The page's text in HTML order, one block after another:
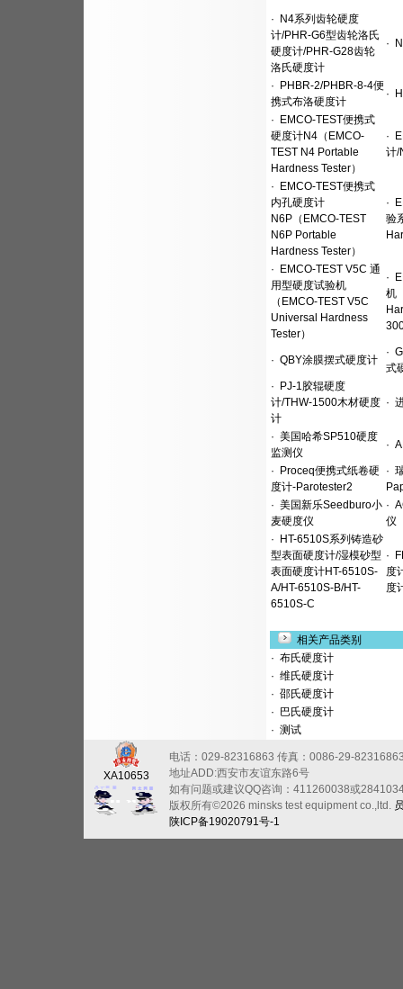
· N4系列齿轮硬度
计/PHR-G6型齿轮洛氏
硬度计/PHR-G28齿轮
洛氏硬度计
·
· PHBR-2/PHBR-8-4便
携式布洛硬度计
·
· EMCO-TEST便携式
硬度计N4（EMCO-
TEST N4 Portable
Hardness Tester）
·
计/
· EMCO-TEST便携式
内孔硬度计
N6P（EMCO-TEST
N6P Portable
Hardness Tester）
·
验
· EMCO-TEST V5C 通
用型硬度试验机
（EMCO-TEST V5C
Universal Hardness
Tester）
·
机
· QBY涂膜摆式硬度计
·
式
· PJ-1胶辊硬度
计/THW-1500木材硬度
计
·
· 美国哈希SP510硬度
监测仪
·
· Proceq便携式纸卷硬
度计-Parotester2
·
· 美国新乐Seedburo小
麦硬度仪
·
仪
· HT-6510S系列铸造砂
型表面硬度计/湿模砂型
表面硬度计HT-6510S-
A/HT-6510S-B/HT-
6510S-C
·
度
度
相关产品类别
· 布氏硬度计
· 维氏硬度计
· 邵氏硬度计
·
巴氏硬度计
· 测试
XA10653
电话：029-82316863 传真：0086-29-
地址ADD:西安市友谊东路6号
如有问题或建议QQ咨询：411260038或
版权所有©2026 minsks test equipment co.,ltd.
陕ICP备19020791号-1